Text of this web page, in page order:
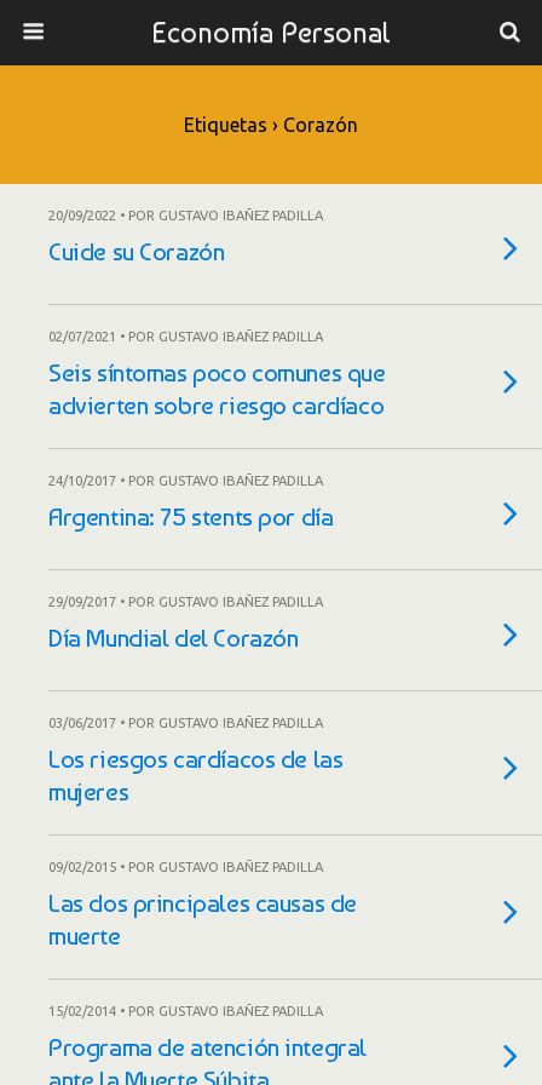
Economía Personal
Etiquetas › Corazón
20/09/2022 • POR GUSTAVO IBAÑEZ PADILLA
Cuide su Corazón
02/07/2021 • POR GUSTAVO IBAÑEZ PADILLA
Seis síntomas poco comunes que
advierten sobre riesgo cardíaco
24/10/2017 • POR GUSTAVO IBAÑEZ PADILLA
Argentina: 75 stents por día
29/09/2017 • POR GUSTAVO IBAÑEZ PADILLA
Día Mundial del Corazón
03/06/2017 • POR GUSTAVO IBAÑEZ PADILLA
Los riesgos cardíacos de las
mujeres
09/02/2015 • POR GUSTAVO IBAÑEZ PADILLA
Las dos principales causas de
muerte
15/02/2014 • POR GUSTAVO IBAÑEZ PADILLA
Programa de atención integral